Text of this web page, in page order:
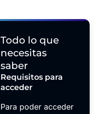
Todo lo que
necesitas
saber
Requisitos para
acceder
Para poder acceder